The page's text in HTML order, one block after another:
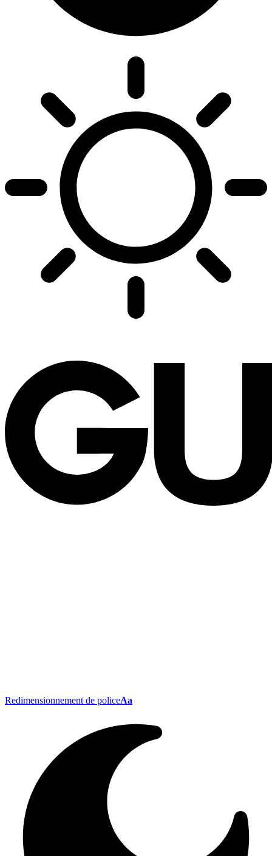
Redimensionnement de policeAa